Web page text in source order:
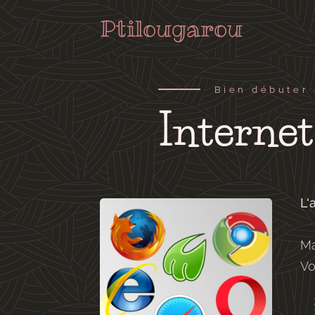
Ptilougarou
Bien débuter
Internet